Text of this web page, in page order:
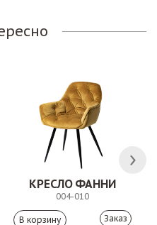
КРЕСЛО ФАННИ
004-010
Заказ